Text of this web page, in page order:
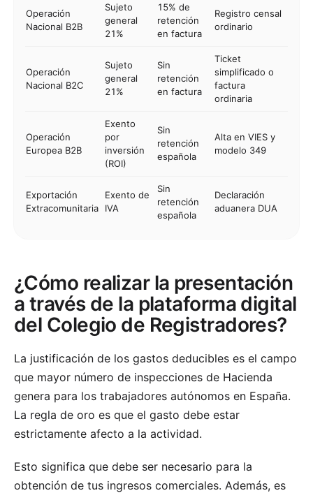
Operación
Nacional B2B
Sujeto
general
21%
15% de
retención
en factura
Registro censal
ordinario
Operación
Nacional B2C
Sujeto
general
21%
Sin
retención
en factura
Ticket
simplificado o
factura
ordinaria
Operación
Europea B2B
Exento
por
inversión
(ROI)
Sin
retención
española
Alta en VIES y
modelo 349
Exportación
Extracomunitaria
Exento de
IVA
Sin
retención
española
Declaración
aduanera DUA
¿Cómo realizar la presentación
a través de la plataforma digital
del Colegio de Registradores?
La justificación de los gastos deducibles es el campo
que mayor número de inspecciones de Hacienda
genera para los trabajadores autónomos en España.
La regla de oro es que el gasto debe estar
estrictamente afecto a la actividad.
Esto significa que debe ser necesario para la
obtención de tus ingresos comerciales. Además, es